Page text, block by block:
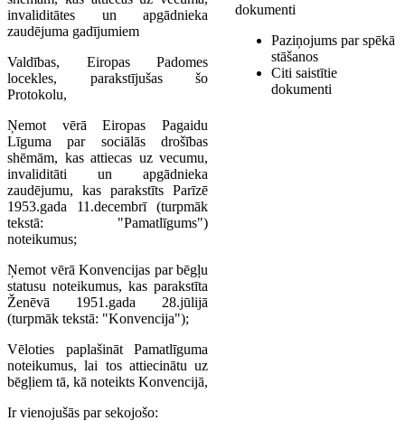
invaliditātes un apgādnieka
zaudējuma gadījumiem
Valdības, Eiropas Padomes
locekles, parakstījušas šo
Protokolu,
Ņemot vērā Eiropas Pagaidu
Līguma par sociālās drošības
shēmām, kas attiecas uz vecumu,
invaliditāti un apgādnieka
zaudējumu, kas parakstīts Parīzē
1953.gada 11.decembrī (turpmāk
tekstā: "Pamatlīgums")
noteikumus;
Ņemot vērā Konvencijas par bēgļu
statusu noteikumus, kas parakstīta
Ženēvā 1951.gada 28.jūlijā
(turpmāk tekstā: "Konvencija");
Vēloties paplašināt Pamatlīguma
noteikumus, lai tos attiecinātu uz
bēgļiem tā, kā noteikts Konvencijā,
Ir vienojušās par sekojošo:
dokumenti
Paziņojums par spēkā
stāšanos
Citi saistītie
dokumenti